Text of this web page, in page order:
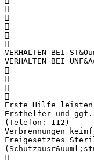





VERHALTEN BEI
VERHALTEN BEI




Erste Hilfe leisten,
Ersthelfer und ggf.
(Telefon: 112)
Verbrennungen
Freigesetztes
